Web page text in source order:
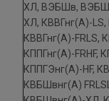
ХЛ, ВЭБШв,
ХЛ, КВВГнг(А)-LS,
КВВГнг(А)-FRLS,
КППГнг(А)-FRHF,
КППГЭнг(А)-HF,
КВБШвнг(А)